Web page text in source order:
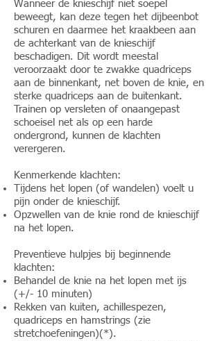
Wanneer de knieschijf niet soepel
beweegt, kan deze tegen het dijbeenbot
schuren en daarmee het kraakbeen aan
de achterkant van de knieschijf
beschadigen. Dit wordt meestal
veroorzaakt door te zwakke quadriceps
aan de binnenkant, net boven de knie, en
sterke quadriceps aan de buitenkant.
Trainen op versleten of onaangepast
schoeisel net als op een harde
ondergrond, kunnen de klachten
verergeren.
Kenmerkende klachten:
Tijdens het lopen (of wandelen) voelt u
pijn onder de knieschijf.
Opzwellen van de knie rond de knieschijf
na het lopen.
Preventieve hulpjes bij beginnende
klachten:
Behandel de knie na het lopen met ijs
(+/- 10 minuten)
Rekken van kuiten, achillespezen,
quadriceps en hamstrings (zie
stretchoefeningen)(*).